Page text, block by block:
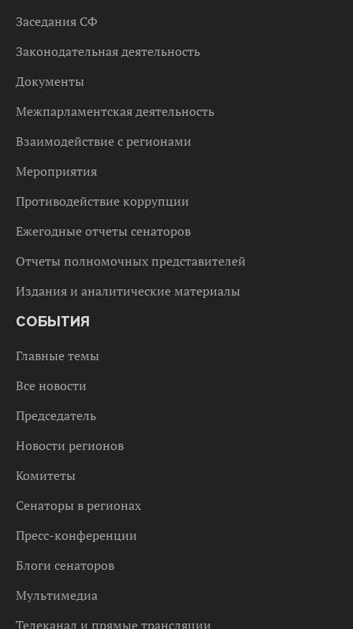
Заседания СФ
Законодательная деятельность
Документы
Межпарламентская деятельность
Взаимодействие с регионами
Мероприятия
Противодействие коррупции
Ежегодные отчеты сенаторов
Отчеты полномочных представителей
Издания и аналитические материалы
СОБЫТИЯ
Главные темы
Все новости
Председатель
Новости регионов
Комитеты
Сенаторы в регионах
Пресс-конференции
Блоги сенаторов
Мультимедиа
Телеканал и прямые трансляции